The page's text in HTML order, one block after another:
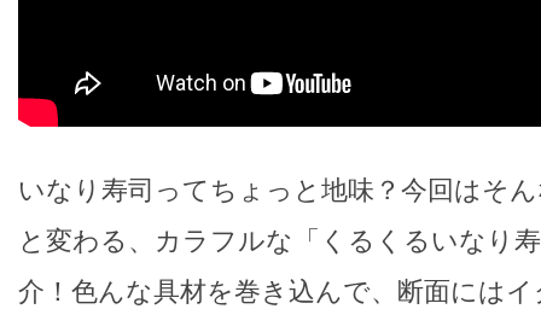
いなり寿司ってちょっと地味？今回はそ
と変わる、カラフルな「くるくるいなり
介！色んな具材を巻き込んで、断面には